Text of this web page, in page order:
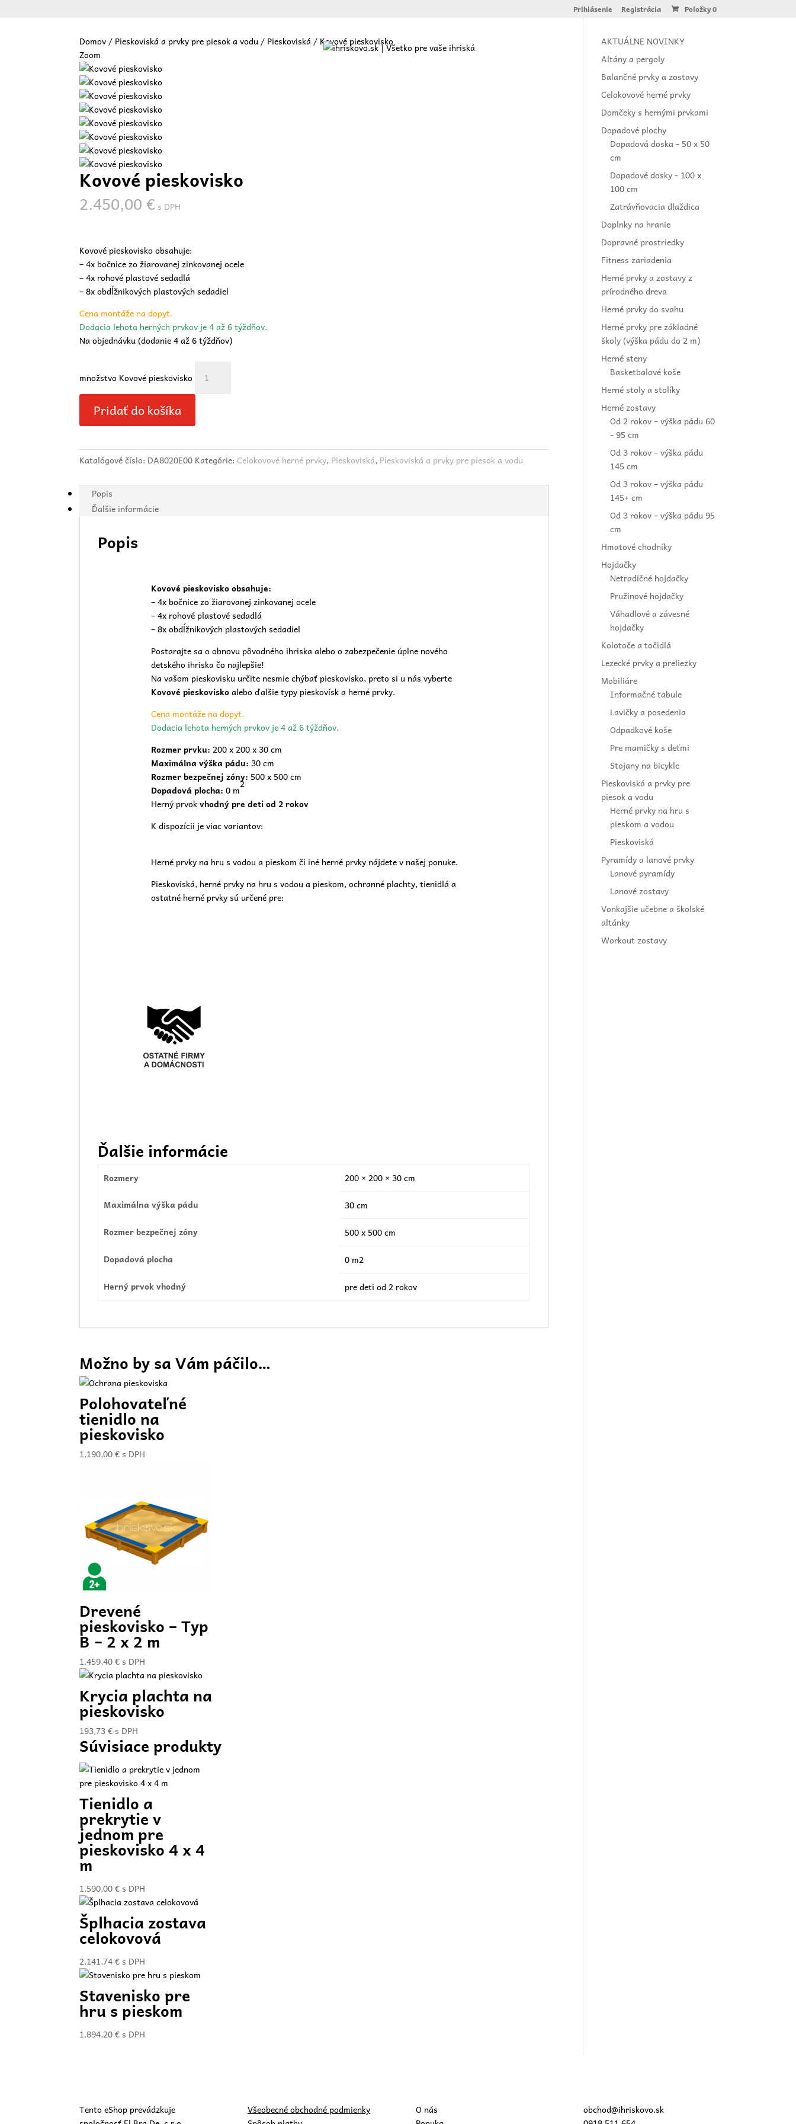
Prihlásenie Registrácia Položky 0
Domov / Pieskoviská a prvky pre piesok a vodu / Pieskoviská / Kovové pieskovisko
Zoom
Kovové pieskovisko
2.450,00€ s DPH
Kovové pieskovisko obsahuje:
– 4x bočnice zo žiarovanej zinkovanej ocele
– 4x rohové plastové sedadlá
– 8x obdĺžnikových plastových sedadiel
Cena montáže na dopyt.
Dodacia lehota herných prvkov je 4 až 6 týždňov.
Na objednávku (dodanie 4 až 6 týždňov)
množstvo Kovové pieskovisko
Pridať do košíka
Katalógové číslo: DA8020E00 Kategórie:Celokovové herné prvky, Pieskoviská, Pieskoviská a prvky pre piesok a vodu
Popis
Ďalšie informácie
Popis
Kovové pieskovisko obsahuje:
– 4x bočnice zo žiarovanej zinkovanej ocele
– 4x rohové plastové sedadlá
– 8x obdĺžnikových plastových sedadiel
Postarajte sa o obnovu pôvodného ihriska alebo o zabezpečenie úplne nového
detského ihriska čo najlepšie!
Na vašom pieskovisku určite nesmie chýbať pieskovisko, preto si u nás vyberte
Kovové pieskoviskoalebo ďalšie typy pieskovísk a herné prvky.
Cena montáže na dopyt.
Dodacia lehota herných prvkov je 4 až 6 týždňov.
Rozmer prvku: 200 x 200 x 30 cm
Maximálna výška pádu: 30 cm
Rozmer bezpečnej zóny: 500 x 500 cm
Dopadová plocha: 0 m
2
Herný prvokvhodný pre deti od 2 rokov
K dispozícii je viac variantov:
Herné prvky na hru s vodou a pieskom či iné herné prvky nájdete v našejponuke.
Pieskoviská, herné prvky na hru s vodou a pieskom, ochranné plachty, tienidlá a
ostatné herné prvky sú určené pre:
Ďalšie informácie
Rozmery 200 × 200 × 30 cm
Maximálna výška pádu 30 cm
Rozmer bezpečnej zóny 500 x 500 cm
Dopadová plocha 0 m2
Herný prvok vhodný pre deti od 2 rokov
Možno by sa Vám páčilo…
Polohovateľné
tienidlo na
pieskovisko
1.190,00€ s DPH
Drevené
pieskovisko – Typ
B – 2 x 2 m
1.459,40€ s DPH
Krycia plachta na
pieskovisko
193,73€ s DPH
Súvisiace produkty
Tienidlo a
prekrytie v
jednom pre
pieskovisko 4 x 4
m
1.590,00€ s DPH
Šplhacia zostava
celokovová
2.141,74€ s DPH
Stavenisko pre
hru s pieskom
1.894,20€ s DPH
AKTUÁLNE NOVINKY
Altány a pergoly
Balančné prvky a zostavy
Celokovové herné prvky
Domčeky s hernými prvkami
Dopadové plochy
Dopadová doska - 50 x 50
cm
Dopadové dosky - 100 x
100 cm
Zatrávňovacia dlaždica
Doplnky na hranie
Dopravné prostriedky
Fitness zariadenia
Herné prvky a zostavy z
prírodného dreva
Herné prvky do svahu
Herné prvky pre základné
školy (výška pádu do 2 m)
Herné steny
Basketbalové koše
Herné stoly a stolíky
Herné zostavy
Od 2 rokov – výška pádu 60
- 95 cm
Od 3 rokov – výška pádu
145 cm
Od 3 rokov – výška pádu
145+ cm
Od 3 rokov – výška pádu 95
cm
Hmatové chodníky
Hojdačky
Netradičné hojdačky
Pružinové hojdačky
Váhadlové a závesné
hojdačky
Kolotoče a točidlá
Lezecké prvky a preliezky
Mobiliáre
Informačné tabule
Lavičky a posedenia
Odpadkové koše
Pre mamičky s deťmi
Stojany na bicykle
Pieskoviská a prvky pre
piesok a vodu
Herné prvky na hru s
pieskom a vodou
Pieskoviská
Pyramídy a lanové prvky
Lanové pyramídy
Lanové zostavy
Vonkajšie učebne a školské
altánky
Workout zostavy
Tento eShop prevádzkuje
Všeobecné obchodné podmienky
O nás
obchod@ihriskovo.sk